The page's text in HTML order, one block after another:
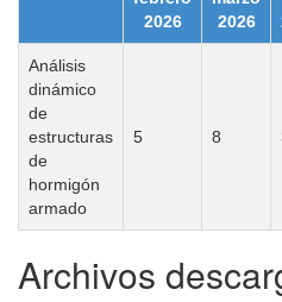
2026
2026
Análisis
dinámico
de
estructuras
de
hormigón
armado
5 8
Archivos